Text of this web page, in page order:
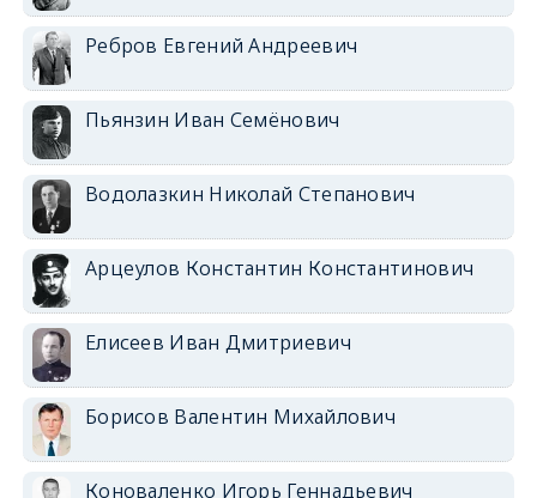
Ребров Евгений Андреевич
Пьянзин Иван Семёнович
Водолазкин Николай Степанович
Арцеулов Константин Константинович
Елисеев Иван Дмитриевич
Борисов Валентин Михайлович
Коноваленко Игорь Геннадьевич